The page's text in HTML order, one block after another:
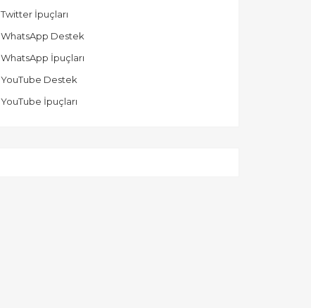
Twitter İpuçları
WhatsApp Destek
WhatsApp İpuçları
YouTube Destek
YouTube İpuçları